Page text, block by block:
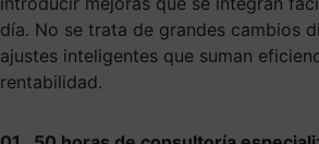
día. No se trata de grandes cambios
ajustes inteligentes que suman
rentabilidad.